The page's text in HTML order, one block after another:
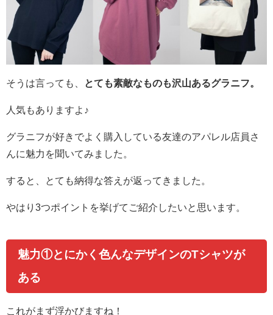
そうは言っても、 とても素敵なものも沢山あるグラニフ。
人気もありますよ♪
グラニフが好きでよく購入している友達のアパレル店員さ
んに魅力を聞いてみました。
すると、とても納得な答えが返ってきました。
やはり3つポイントを挙げてご紹介したいと思います。
魅力①とにかく色んなデザインのTシャツが
ある
これがまず浮かびますね！